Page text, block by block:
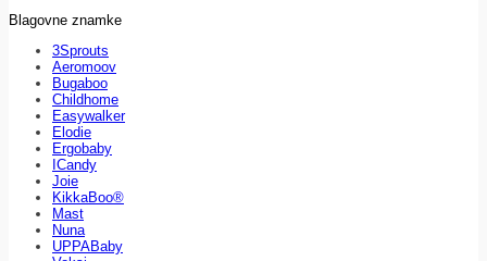
Blagovne znamke
3Sprouts
Aeromoov
Bugaboo
Childhome
Easywalker
Elodie
Ergobaby
ICandy
Joie
KikkaBoo®
Mast
Nuna
UPPABaby